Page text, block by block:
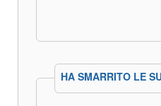
HA SMARRITO LE